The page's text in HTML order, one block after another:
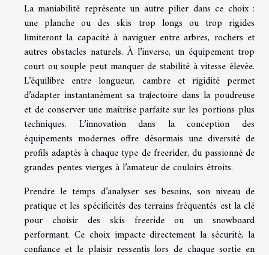
La maniabilité représente un autre pilier dans ce choix :
une planche ou des skis trop longs ou trop rigides
limiteront la capacité à naviguer entre arbres, rochers et
autres obstacles naturels. À l’inverse, un équipement trop
court ou souple peut manquer de stabilité à vitesse élevée.
L’équilibre entre longueur, cambre et rigidité permet
d’adapter instantanément sa trajectoire dans la poudreuse
et de conserver une maîtrise parfaite sur les portions plus
techniques. L’innovation dans la conception des
équipements modernes offre désormais une diversité de
profils adaptés à chaque type de freerider, du passionné de
grandes pentes vierges à l’amateur de couloirs étroits.
Prendre le temps d’analyser ses besoins, son niveau de
pratique et les spécificités des terrains fréquentés est la clé
pour choisir des skis freeride ou un snowboard
performant. Ce choix impacte directement la sécurité, la
confiance et le plaisir ressentis lors de chaque sortie en